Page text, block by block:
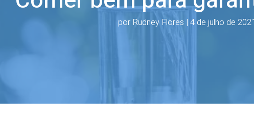
por Rudney Flores | 4 de julho de 2021